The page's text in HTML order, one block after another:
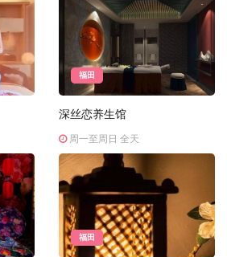
福田
深丝恋养生馆
周一至周日 全天
福田